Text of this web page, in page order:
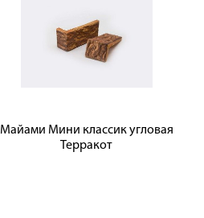
Майами Мини классик угловая
Терракот